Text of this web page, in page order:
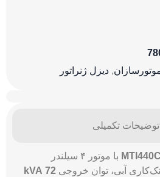
, دیزل ژنراتور
توضیحات تکمیلی
با موتور ۴ سیلندر
آبی، توان خروجی
72 kVA